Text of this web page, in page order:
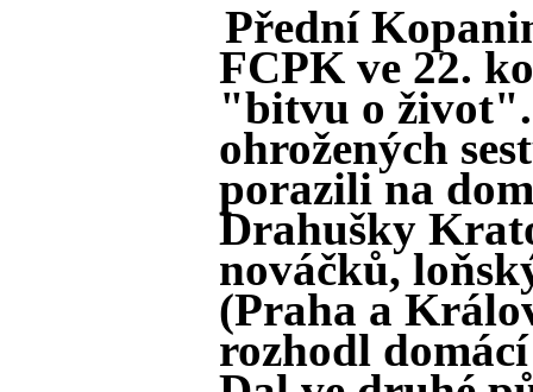
Přední
FCPK ve 22.
"bitvu o
ohrožených
porazili na
Drahušky
nováčků,
(Praha a
rozhodl